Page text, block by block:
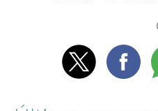
Twitter